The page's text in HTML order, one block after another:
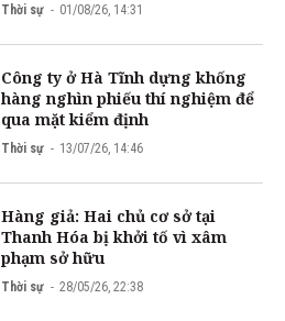
Thời sự 01/08/26, 14:31
Công ty ở Hà Tĩnh dựng khống
hàng nghìn phiếu thí nghiệm để
qua mặt kiểm định
Thời sự 13/07/26, 14:46
Hàng giả: Hai chủ cơ sở tại
Thanh Hóa bị khởi tố vì xâm
phạm sở hữu
Thời sự 28/05/26, 22:38